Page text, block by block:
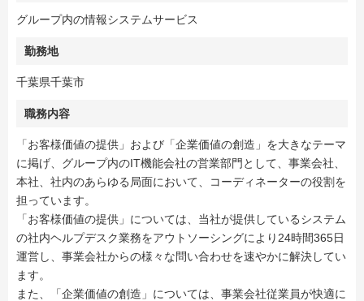
グループ内の情報システムサービス
勤務地
千葉県千葉市
職務内容
「お客様価値の提供」および「企業価値の創造」を大きなテーマ
に掲げ、グループ内のIT機能会社の営業部門として、事業会社、
本社、社内のあらゆる局面において、コーディネーターの役割を
担っています。
「お客様価値の提供」については、当社が提供しているシステム
の社内ヘルプデスク業務をアウトソーシングにより24時間365日
運営し、事業会社からの様々な問い合わせを速やかに解決してい
ます。
また、「企業価値の創造」については、事業会社従業員が快適に